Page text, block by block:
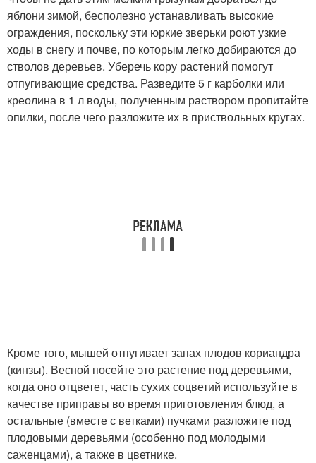
яблони зимой, бесполезно устанавливать высокие
ограждения, поскольку эти юркие зверьки роют узкие
ходы в снегу и почве, по которым легко добираются до
стволов деревьев. Уберечь кору растений помогут
отпугивающие средства. Разведите 5 г карболки или
креолина в 1 л воды, полученным раствором пропитайте
опилки, после чего разложите их в приствольных кругах.
Кроме того, мышей отпугивает запах плодов кориандра
(кинзы). Весной посейте это растение под деревьями,
когда оно отцветет, часть сухих соцветий используйте в
качестве приправы во время приготовления блюд, а
остальные (вместе с ветками) пучками разложите под
плодовыми деревьями (особенно под молодыми
саженцами), а также в цветнике.